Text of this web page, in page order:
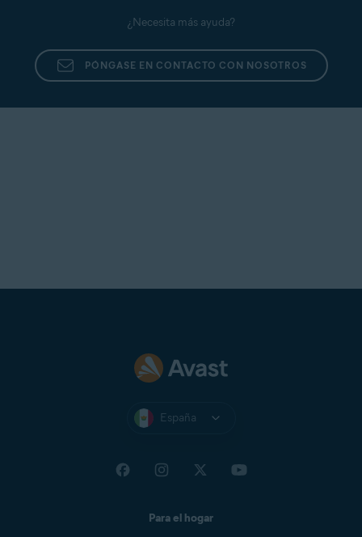
¿Necesita más ayuda?
PÓNGASE EN CONTACTO CON NOSOTROS
España
Para el hogar